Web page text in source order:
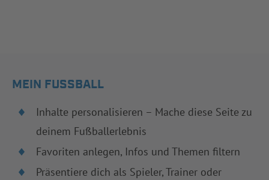
MEIN FUSSBALL
Inhalte personalisieren – Mache diese Seite zu
deinem Fußballerlebnis
Favoriten anlegen, Infos und Themen filtern
Präsentiere dich als Spieler, Trainer oder